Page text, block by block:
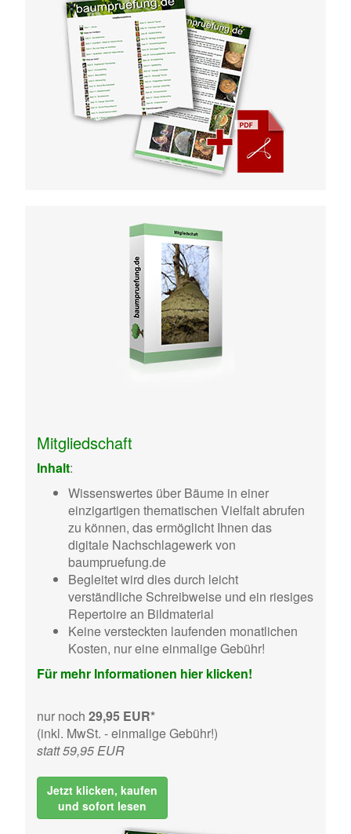
Mitgliedschaft
Inhalt:
Wissenswertes über Bäume in einer
einzigartigen thematischen Vielfalt abrufen
zu können, das ermöglicht Ihnen das
digitale Nachschlagewerk von
baumpruefung.de
Begleitet wird dies durch leicht
verständliche Schreibweise und ein riesiges
Repertoire an Bildmaterial
Keine versteckten laufenden monatlichen
Kosten, nur eine einmalige Gebühr!
Für mehr Informationen hier klicken!
nur noch 29,95 EUR*
(inkl. MwSt. - einmalige Gebühr!)
statt 59,95 EUR
Jetzt klicken, kaufen
und sofort lesen